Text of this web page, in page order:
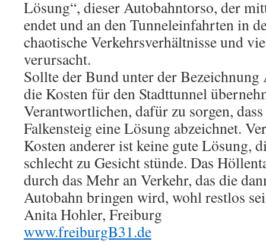
Lösung“, dieser Autobahntorso, der
endet und an den Tunneleinfahrten in
chaotische Verkehrsverhältnisse und
verursacht.
Sollte der Bund unter der
die Kosten für den Stadttunnel
Verantwortlichen, dafür zu sorgen,
Falkensteig eine Lösung abzeichnet.
Kosten anderer ist keine gute Lösung,
schlecht zu Gesicht stünde. Das
durch das Mehr an Verkehr, das die
Autobahn bringen wird, wohl restlos
Anita Hohler, Freiburg
www.freiburgB31.de